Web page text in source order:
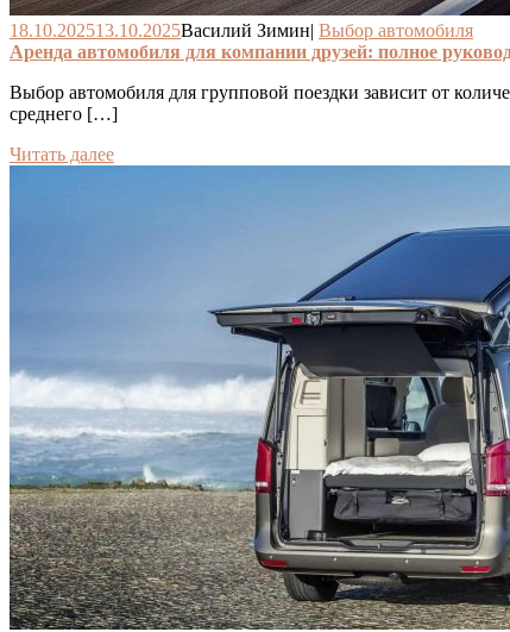
18.10.202513.10.2025Василий Зимин| Выбор автомобиля
Аренда автомобиля для компании друзей: полное
Выбор автомобиля для групповой поездки зависит от
среднего […]
Читать далее